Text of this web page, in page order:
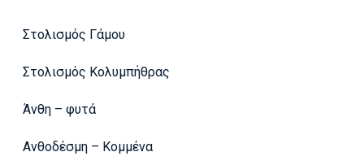
Στολισμός Γάμου
Στολισμός Κολυμπήθρας
Άνθη – φυτά
Ανθοδέσμη – Κομμένα